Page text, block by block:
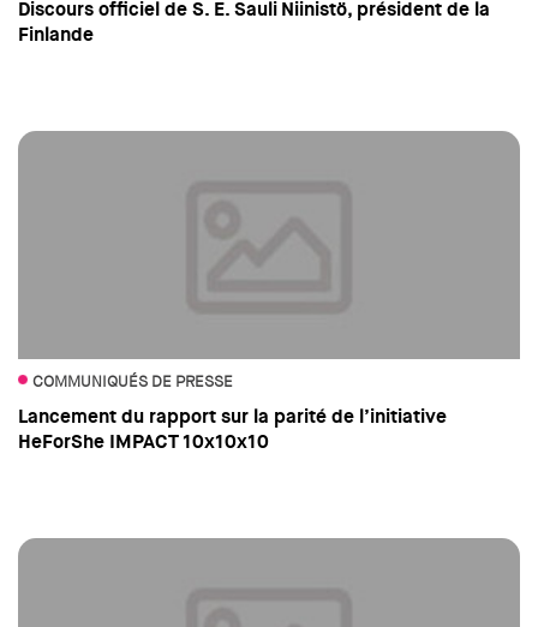
Discours officiel de S. E. Sauli Niinistö, président de la
Finlande
COMMUNIQUÉS DE PRESSE
Lancement du rapport sur la parité de l’initiative
HeForShe IMPACT 10x10x10